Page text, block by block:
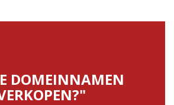
DOMEINNAMEN